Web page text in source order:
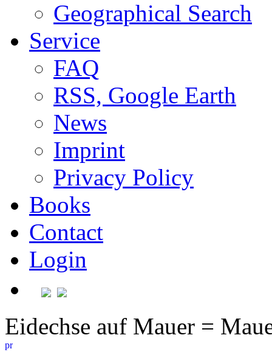
Geographical Search
Service
FAQ
RSS, Google Earth
News
Imprint
Privacy Policy
Books
Contact
Login
Eidechse auf Mauer =